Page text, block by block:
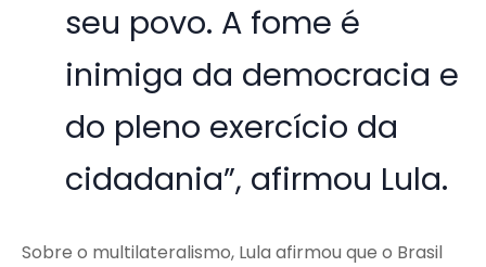
seu povo. A fome é
inimiga da democracia e
do pleno exercício da
cidadania”, afirmou Lula.
Sobre o multilateralismo, Lula afirmou que o Brasil